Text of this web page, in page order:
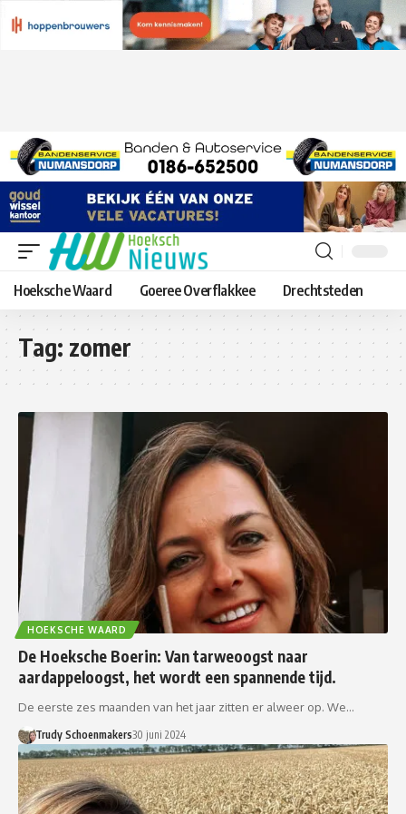
Hoeksche Waard Goeree Overflakkee Drechtsteden
Tag: zomer
HOEKSCHE WAARD
De Hoeksche Boerin: Van tarweoogst naar
aardappeloogst, het wordt een spannende tijd.
De eerste zes maanden van het jaar zitten er alweer op. We…
Trudy Schoenmakers30 juni 2024